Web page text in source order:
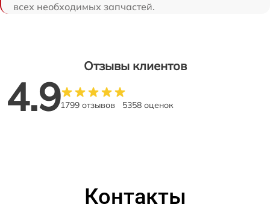
всех необходимых запчастей.
Отзывы клиентов
4.91799 отзывов 5358 оценок
Контакты